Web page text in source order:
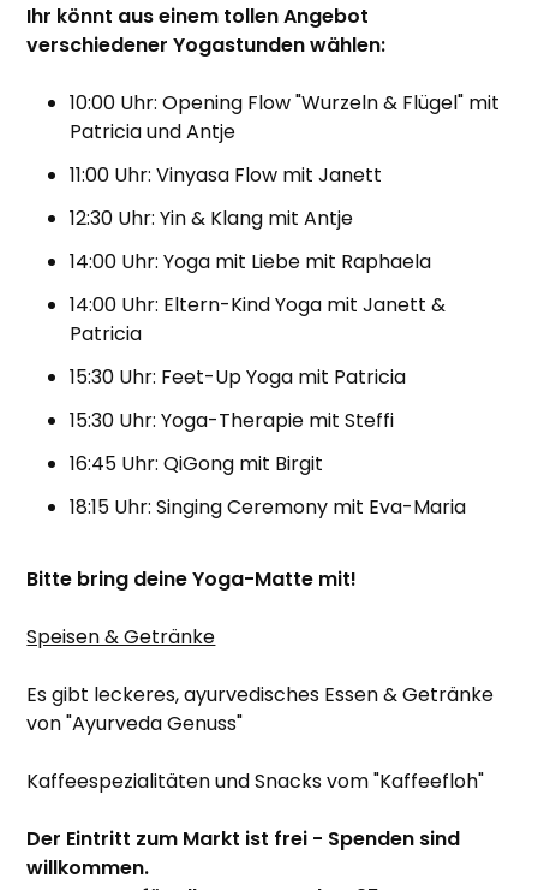
Ihr könnt aus einem tollen Angebot
verschiedener Yogastunden wählen:
10:00 Uhr: Opening Flow "Wurzeln & Flügel" mit
Patricia und Antje
11:00 Uhr: Vinyasa Flow mit Janett
12:30 Uhr: Yin & Klang mit Antje
14:00 Uhr: Yoga mit Liebe mit Raphaela
14:00 Uhr: Eltern-Kind Yoga mit Janett &
Patricia
15:30 Uhr: Feet-Up Yoga mit Patricia
15:30 Uhr: Yoga-Therapie mit Steffi
16:45 Uhr: QiGong mit Birgit
18:15 Uhr: Singing Ceremony mit Eva-Maria
Bitte bring deine Yoga-Matte mit!
Speisen & Getränke
Es gibt leckeres, ayurvedisches Essen & Getränke
von "Ayurveda Genuss"
Kaffeespezialitäten und Snacks vom "Kaffeefloh"
Der Eintritt zum Markt ist frei - Spenden sind
willkommen.